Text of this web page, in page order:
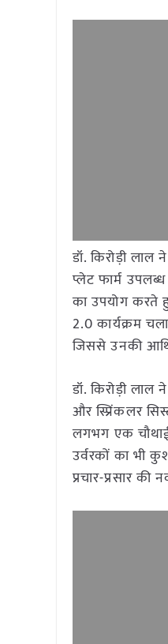
डॉ. किरोड़ी
प्लेट फार्म
का उपयोग करते
2.0 कार्यक्रम
जिससे उनकी
डॉ. किरोड़ी
और स्प्रिंकलर
लगभग एक
उर्वरकों का भी
प्रचार-प्रसार